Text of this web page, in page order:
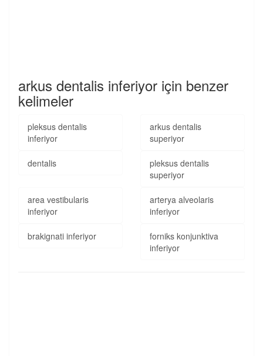
arkus dentalis inferiyor için benzer
kelimeler
pleksus dentalis
inferiyor
arkus dentalis
superiyor
dentalis
pleksus dentalis
superiyor
area vestibularis
inferiyor
arterya alveolaris
inferiyor
brakignati inferiyor
forniks konjunktiva
inferiyor